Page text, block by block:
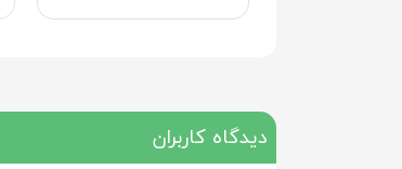
دیدگاه کاربران